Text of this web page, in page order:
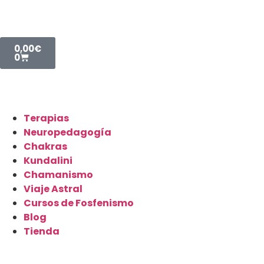
0,00€
0
Terapias
Neuropedagogía
Chakras
Kundalini
Chamanismo
Viaje Astral
Cursos de Fosfenismo
Blog
Tienda